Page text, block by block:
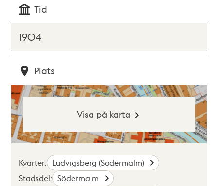
Tid
1904
Plats
Visa på karta
Kvarter: Ludvigsberg (Södermalm)
Stadsdel: Södermalm